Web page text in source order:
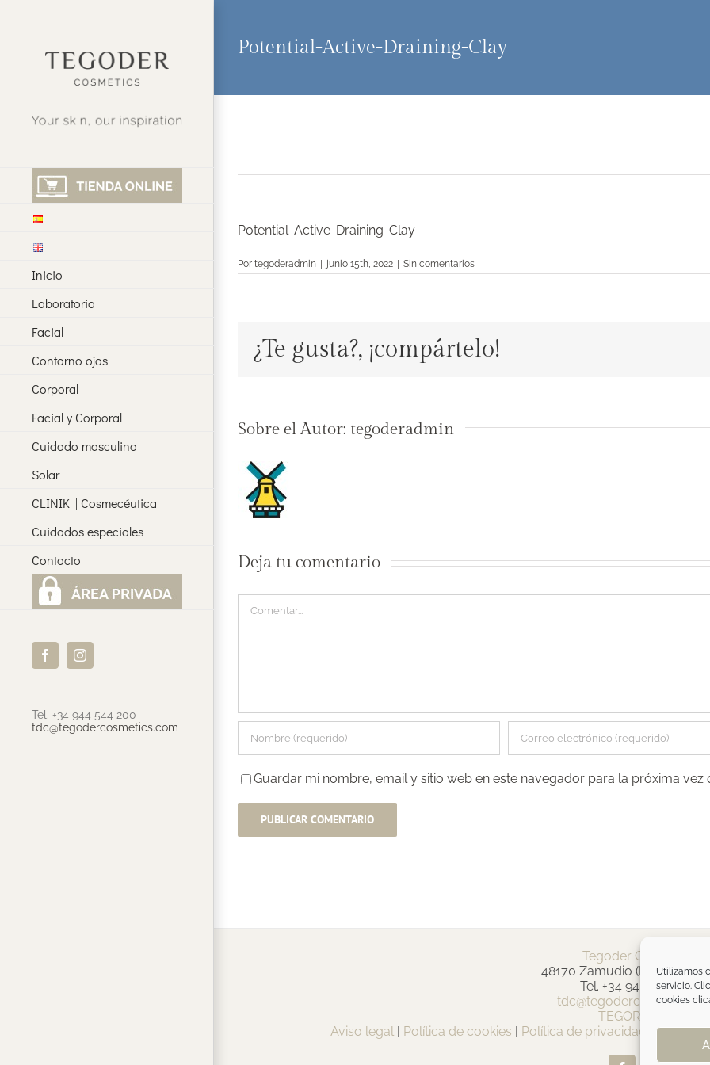
Utilizamos
servicio.
cookies
Inicio
Laboratorio
Facial
Contorno ojos
Corporal
Facial y Corporal
Cuidado masculino
Solar
CLINIK | Cosmecéutica
Cuidados especiales
Contacto
FacebookInstagram
Tel. +34 944 544 200
tdc@tegodercosmetics.com
Potential-Active-Draining-Clay
Potential-Active-Draining-Clay
Por tegoderadmin junio 15th, 2022 Sin comentarios
¿Te gusta?, ¡compártelo!
Sobre el Autor: tegoderadmin
Deja tu comentario
Guardar mi nombre, email y sitio web en este navegador para la próxima vez
Tegoder Cosmetics
48170 Zamudio (Bizkaia) -
Tel. +34 94 454 42 00
TEGOR Group
Aviso legal
Política de cookies Política de privacidad Política